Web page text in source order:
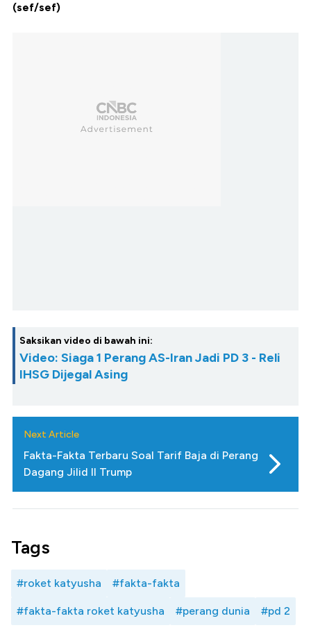
(sef/sef)
Saksikan video di bawah ini:
Video: Siaga 1 Perang AS-Iran Jadi PD 3 - Reli
IHSG Dijegal Asing
Next Article
Fakta-Fakta Terbaru Soal Tarif Baja di Perang
Dagang Jilid II Trump
Tags
#roket katyusha #fakta-fakta
#fakta-fakta roket katyusha #perang dunia #pd 2